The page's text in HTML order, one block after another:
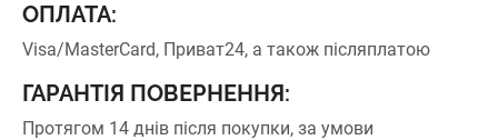
ОПЛАТА:
Visa/MasterCard, Приват24, а також післяплатою
ГАРАНТІЯ ПОВЕРНЕННЯ:
Протягом 14 днів після покупки, за умови